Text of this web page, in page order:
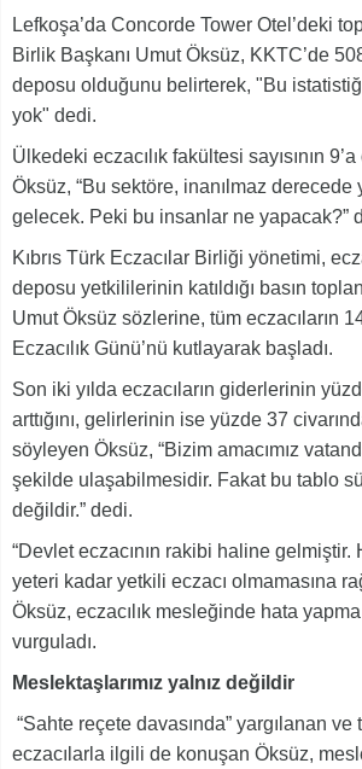
Lefkoşa’da Concorde Tower Otel’deki
Birlik Başkanı Umut Öksüz, KKTC’de
deposu olduğunu belirterek, "Bu
yok" dedi.
Ülkedeki eczacılık fakültesi sayısının 9’a
Öksüz, “Bu sektöre, inanılmaz derecede
gelecek. Peki bu insanlar ne yapacak?”
Kıbrıs Türk Eczacılar Birliği yönetimi,
deposu yetkililerinin katıldığı basın
Umut Öksüz sözlerine, tüm eczacıların
Eczacılık Günü’nü kutlayarak başladı.
Son iki yılda eczacıların giderlerinin
arttığını, gelirlerinin ise yüzde 37
söyleyen Öksüz, “Bizim amacımız
şekilde ulaşabilmesidir. Fakat bu tablo
değildir.” dedi.
“Devlet eczacının rakibi haline
yeteri kadar yetkili eczacı olmamasına
Öksüz, eczacılık mesleğinde hata yapma
vurguladı.
Meslektaşlarımız yalnız değildir
“Sahte reçete davasında” yargılanan
eczacılarla ilgili de konuşan Öksüz,